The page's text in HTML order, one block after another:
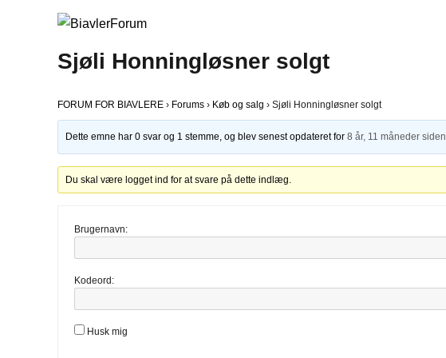
Sjøli Honningløsner solgt
FORUM FOR BIAVLERE › Forums › Køb og salg › Sjøli Honningløsner solgt
Dette emne har 0 svar og 1 stemme, og blev senest opdateret for8 år, 11 måneder siden
Du skal være logget ind for at svare på dette indlæg.
Brugernavn:
Kodeord:
Husk mig